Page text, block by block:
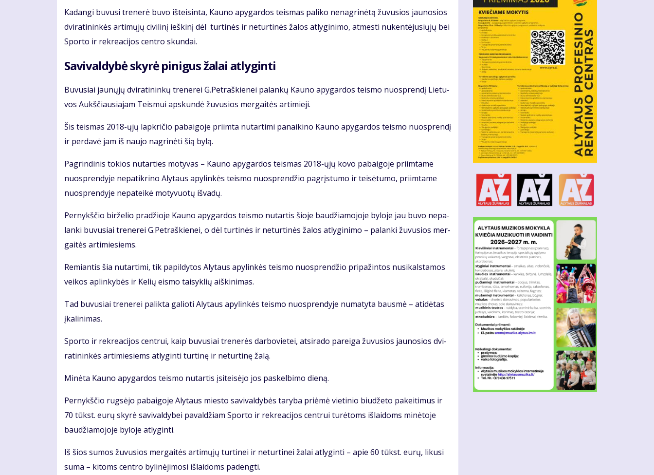
Ka­dan­gi bu­vu­si tre­ne­rė bu­vo iš­tei­sin­ta, Kau­no apy­gar­dos teis­mas pa­li­ko ne­nag­ri­nė­tą žu­vu­sios jau­no­sios
dvi­ra­ti­nin­kės ar­ti­mų­jų ci­vi­li­nį ieš­ki­nį dėl tur­ti­nės ir ne­tur­ti­nės ža­los at­ly­gi­ni­mo, at­mes­ti nu­ken­tė­ju­sių­jų bei
Spor­to ir rek­re­a­ci­jos cen­tro skun­dai.
Sa­vi­val­dy­bė sky­rė pi­ni­gus ža­lai at­ly­gin­ti
Bu­vu­siai jau­nų­jų dvi­ra­ti­nin­kų tre­ne­rei G.Pet­raš­kie­nei pa­lan­kų Kau­no apy­gar­dos teis­mo nuosp­ren­dį Lie­tu­
vos Aukš­čiau­sia­jam Teis­mui ap­skun­dė žu­vu­sios mer­gai­tės ar­ti­mie­ji.
Šis teis­mas 2018-ųjų lap­kri­čio pa­bai­go­je pri­im­ta nu­tar­ti­mi pa­nai­ki­no Kau­no apy­gar­dos teis­mo nuosp­ren­dį
ir per­da­vė jam iš nau­jo nag­ri­nė­ti šią by­lą.
Pa­grin­di­nis to­kios nu­tar­ties mo­ty­vas – Kau­no apy­gar­dos teis­mas 2018-ųjų ko­vo pa­bai­go­je pri­im­ta­me
nuosp­ren­dy­je ne­pa­tik­ri­no Aly­taus apy­lin­kės teis­mo nuosp­ren­džio pa­grįs­tu­mo ir tei­sė­tu­mo, pri­im­ta­me
nuosp­ren­dy­je ne­pa­tei­kė mo­ty­vuo­tų iš­va­dų.
Per­nykš­čio bir­že­lio pra­džio­je Kau­no apy­gar­dos teis­mo nu­tar­tis šio­je bau­džia­mo­jo­je by­lo­je jau bu­vo ne­pa­
lan­ki bu­vu­siai tre­ne­rei G.Pet­raš­kie­nei, o dėl tur­ti­nės ir ne­tur­ti­nės ža­los at­ly­gi­ni­mo – pa­lan­ki žu­vu­sios mer­
gai­tės ar­ti­mie­siems.
Re­mian­tis šia nu­tar­ti­mi, tik pa­pil­dy­tos Aly­taus apy­lin­kės teis­mo nuosp­ren­džio pri­pa­žin­tos nu­si­kals­ta­mos
vei­kos ap­lin­ky­bės ir Ke­lių eis­mo tai­syk­lių aiš­ki­ni­mas.
Tad bu­vu­siai tre­ne­rei pa­lik­ta ga­lio­ti Aly­taus apy­lin­kės teis­mo nuosp­ren­dy­je nu­ma­ty­ta baus­mė – ati­dė­tas
įka­li­ni­mas.
Spor­to ir rek­re­a­ci­jos cen­trui, kaip bu­vu­siai tre­ne­rės dar­bo­vie­tei, at­si­ra­do pa­rei­ga žu­vu­sios jau­no­sios dvi­
ra­ti­nin­kės ar­ti­mie­siems at­ly­gin­ti tur­ti­nę ir ne­tur­ti­nę ža­lą.
Mi­nė­ta Kau­no apy­gar­dos teis­mo nu­tar­tis įsi­tei­sė­jo jos pa­skel­bi­mo die­ną.
Per­nykš­čio rug­sė­jo pa­bai­go­je Aly­taus mies­to sa­vi­val­dy­bės ta­ry­ba pri­ėmė vie­ti­nio biu­dže­to pa­kei­ti­mus ir
70 tūkst. eu­rų sky­rė sa­vi­val­dy­bei pa­val­džiam Spor­to ir rek­re­a­ci­jos cen­trui tu­rė­toms iš­lai­doms mi­nė­to­je
bau­džia­mo­jo­je by­lo­je at­ly­gin­ti.
Iš šios su­mos žu­vu­sios mer­gai­tės ar­ti­mų­jų tur­ti­nei ir ne­tur­ti­nei ža­lai at­ly­gin­ti – apie 60 tūkst. eu­rų, li­ku­si
su­ma – ki­toms cen­tro by­li­nė­ji­mo­si iš­lai­doms pa­deng­ti.